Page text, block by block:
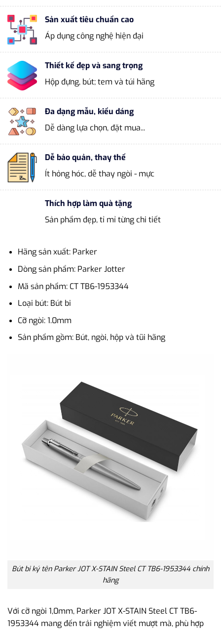
Sản xuất tiêu chuẩn cao
Áp dụng công nghệ hiện đại
Thiết kế đẹp và sang trọng
Hộp đựng, bút; tem và túi hãng
Đa dạng mẫu, kiểu dáng
Dễ dàng lựa chọn, đặt mua...
Dễ bảo quản, thay thế
Ít hỏng hóc, dễ thay ngòi - mực
Thích hợp làm quà tặng
Sản phẩm đẹp, tỉ mỉ từng chi tiết
Hãng sản xuất: Parker
Dòng sản phẩm: Parker Jotter
Mã sản phẩm: CT TB6-1953344
Loại bút: Bút bi
Cỡ ngòi: 1.0mm
Sản phẩm gồm: Bút, ngòi, hộp và tũi hãng
Bút bi ký tên Parker JOT X-STAIN Steel CT TB6-1953344 chính
hãng
Với cỡ ngòi 1,0mm, Parker JOT X-STAIN Steel CT TB6-
1953344 mang đến trải nghiệm viết mượt mà, phù hợp